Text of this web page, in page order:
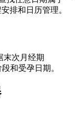
排和日历管理。
末次月经期
和受孕日期。